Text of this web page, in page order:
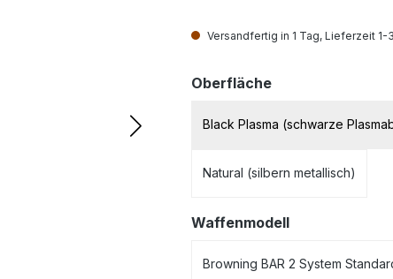
Versandfertig in 1 Tag, Lieferzeit 1-
Oberflächeauswählen
Black Plasma (schwarze
Natural (silbern metallisch)
Waffenmodellauswählen
Browning BAR 2 System